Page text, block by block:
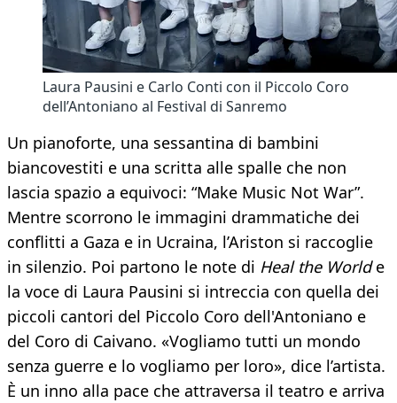
Laura Pausini e Carlo Conti con il Piccolo Coro
dell’Antoniano al Festival di Sanremo
Un pianoforte, una sessantina di bambini
biancovestiti e una scritta alle spalle che non
lascia spazio a equivoci: “Make Music Not War”.
Mentre scorrono le immagini drammatiche dei
conflitti a Gaza e in Ucraina, l’Ariston si raccoglie
in silenzio. Poi partono le note di Heal the Worlde
la voce di Laura Pausini si intreccia con quella dei
piccoli cantori del Piccolo Coro dell'Antoniano e
del Coro di Caivano. «Vogliamo tutti un mondo
senza guerre e lo vogliamo per loro», dice l’artista.
È un inno alla pace che attraversa il teatro e arriva